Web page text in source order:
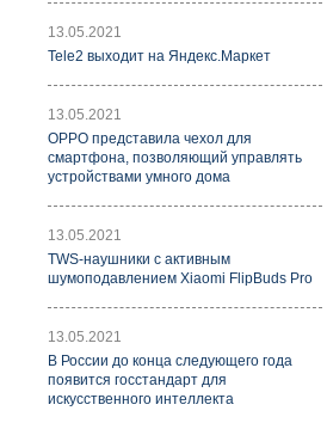
13.05.2021
Tele2 выходит на Яндекс.Маркет
13.05.2021
OPPO представила чехол для
смартфона, позволяющий управлять
устройствами умного дома
13.05.2021
TWS-наушники с активным
шумоподавлением Xiaomi FlipBuds Pro
13.05.2021
В России до конца следующего года
появится госстандарт для
искусственного интеллекта